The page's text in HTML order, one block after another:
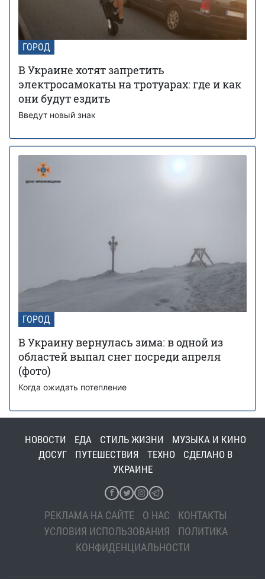
ГОРОД
В Украине хотят запретить
электросамокаты на тротуарах: где и как
они будут ездить
Введут новый знак
ГОРОД
В Украину вернулась зима: в одной из
областей выпал снег посреди апреля
(фото)
Когда ожидать потепление
НОВОСТИ ЕДА СТИЛЬ ЖИЗНИ
МУЗЫКА И КИНО
ДОСУГ
ПУТЕШЕСТВИЯ ТЕХНО
СДЕЛАНО В
УКРАИНЕ
РЕКЛАМА НА САЙТЕ О НАС
КОНТАКТЫ
УСЛОВИЯ ИСПОЛЬЗОВАНИЯ
ПОЛИТИКА
КОНФИДЕНЦИАЛЬНОСТИ